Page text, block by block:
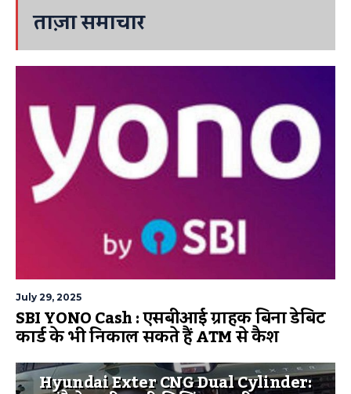
ताज़ा समाचार
July 29, 2025
SBI YONO Cash : एसबीआई ग्राहक बिना डेबिट
कार्ड के भी निकाल सकते हैं ATM से कैश
Hyundai Exter CNG Dual Cylinder: